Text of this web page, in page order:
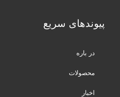
پیوندهای سریع
در باره
محصولات
اخبار